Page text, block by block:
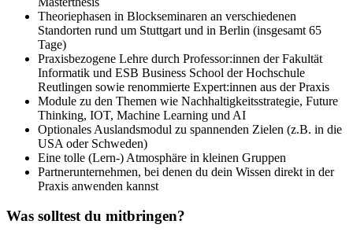
Theoriephasen in Blockseminaren an verschiedenen
Standorten rund um Stuttgart und in Berlin (insgesamt 65
Tage)
Praxisbezogene Lehre durch Professor:innen der Fakultät
Informatik und ESB Business School der Hochschule
Reutlingen sowie renommierte Expert:innen aus der Praxis
Module zu den Themen wie Nachhaltigkeitsstrategie, Future
Thinking, IOT, Machine Learning und AI
Optionales Auslandsmodul zu spannenden Zielen (z.B. in die
USA oder Schweden)
Eine tolle (Lern-) Atmosphäre in kleinen Gruppen
Partnerunternehmen, bei denen du dein Wissen direkt in der
Praxis anwenden kannst
Was solltest du mitbringen?